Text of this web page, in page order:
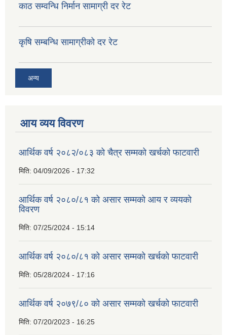
काठ सम्वन्धि निर्मान सामाग्री दर रेट
कृषि सम्बन्धि सामाग्रीको दर रेट
अन्य
आय व्यय विवरण
आर्थिक वर्ष २०८२/०८३ को चैत्र सम्मको खर्चको फाटवारी
मिति: 04/09/2026 - 17:32
आर्थिक वर्ष २०८०/८१ को असार सम्मको आय र व्ययको
विवरण
मिति: 07/25/2024 - 15:14
आर्थिक वर्ष २०८०/८१ को असार सम्मको खर्चको फाटवारी
मिति: 05/28/2024 - 17:16
आर्थिक वर्ष २०७९/८० को असार सम्मको खर्चको फाटवारी
मिति: 07/20/2023 - 16:25